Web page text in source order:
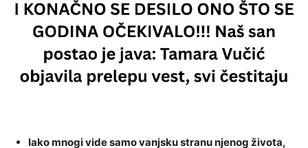
Iako mnogi vide samo vanjsku stranu njenog života,